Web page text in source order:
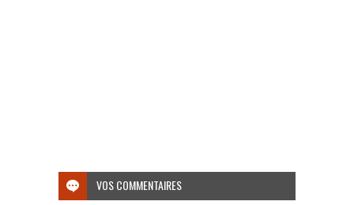
VOS COMMENTAIRES